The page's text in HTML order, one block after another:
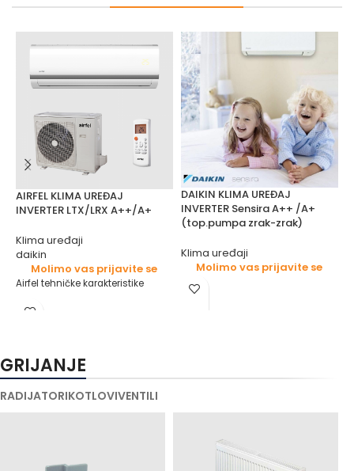
AIRFEL KLIMA UREĐAJ
INVERTER LTX/LRX A++/A+
Klima uređaji
daikin
Molimo vas prijavite se
Airfel tehničke karakteristike
DAIKIN KLIMA UREĐAJ
INVERTER Sensira A++ /A+
(top.pumpa zrak-zrak)
Klima uređaji
Molimo vas prijavite se
GRIJANJE
RADIJATORIKOTLOVIVENTILI